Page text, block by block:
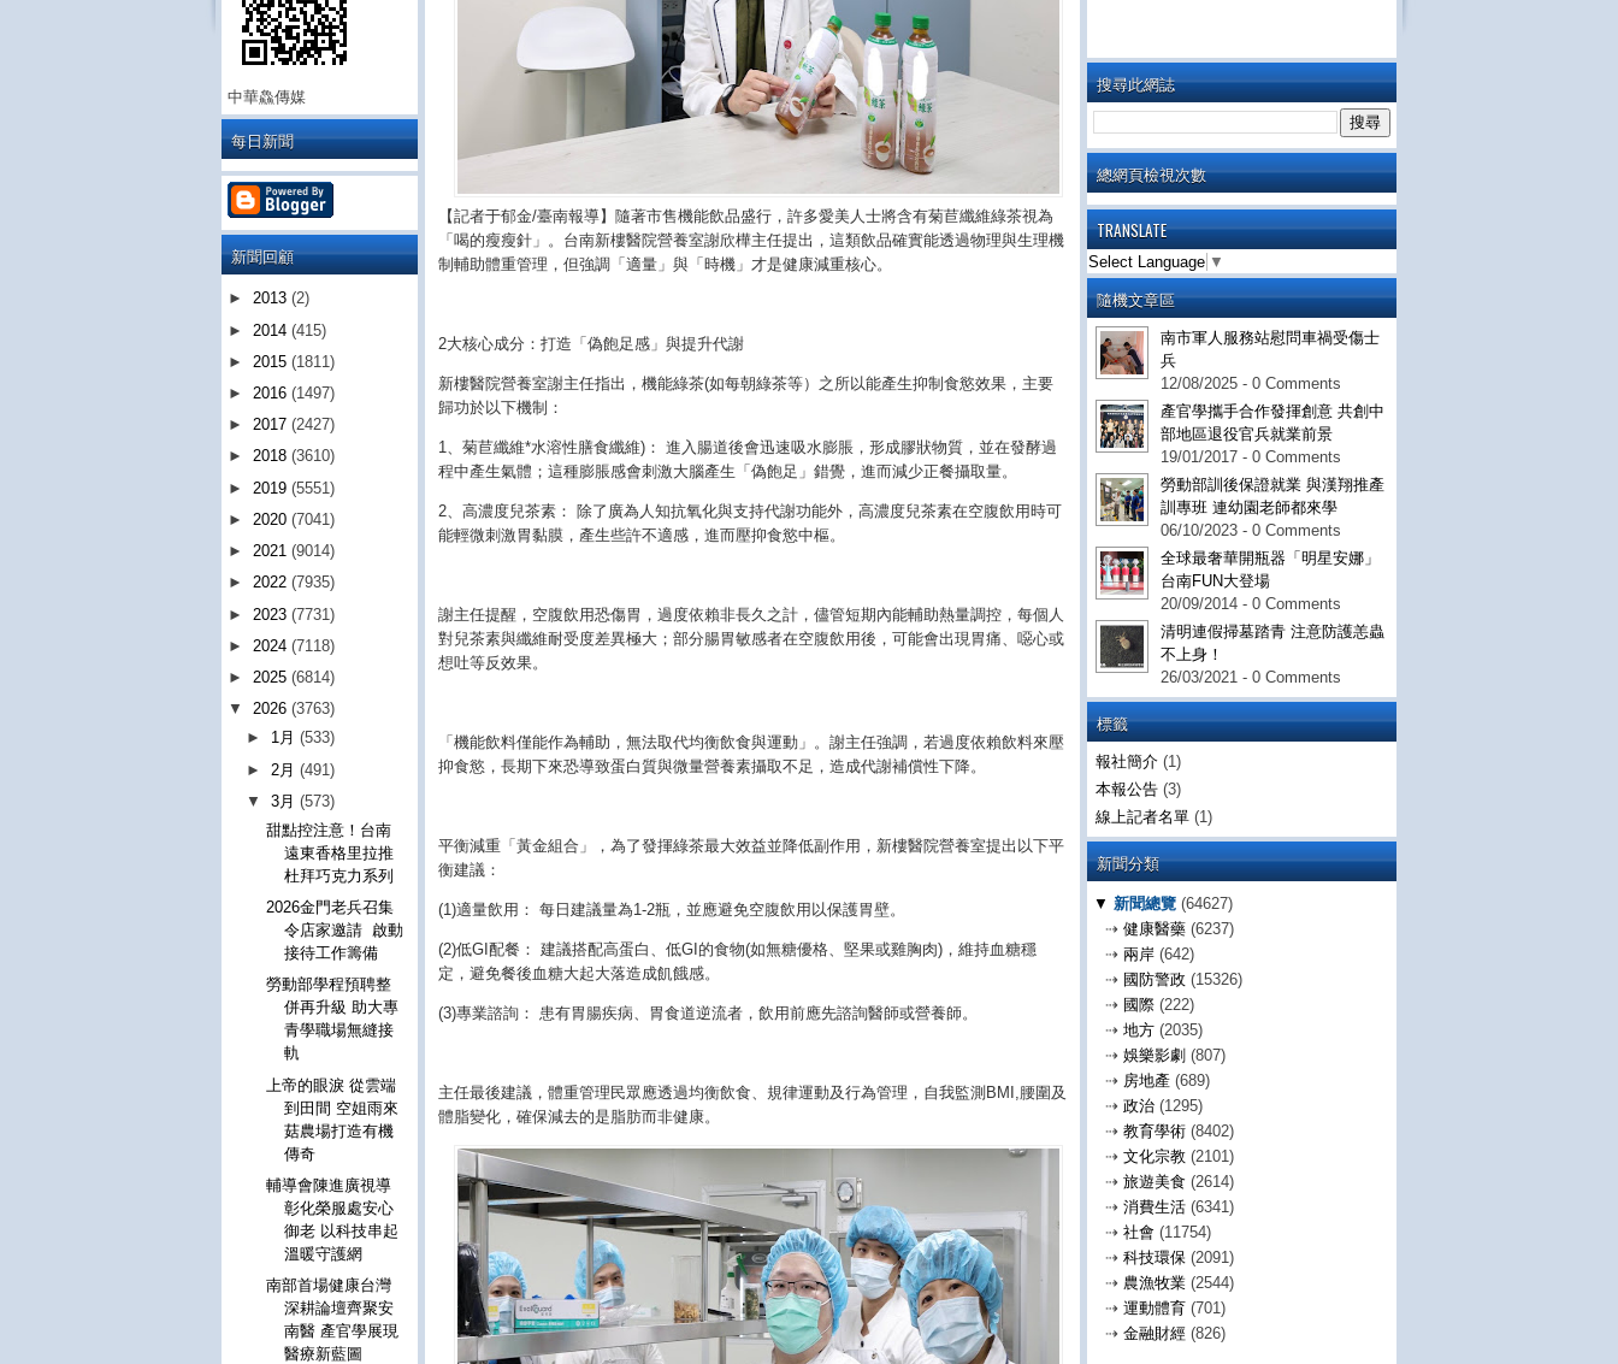
搜尋此網誌
總網頁檢視次數
TRANSLATE
Select Language ▼
隨機文章區
南市軍人服務站慰問車禍受傷士
兵
12/08/2025 - 0 Comments
產官學攜手合作發揮創意 共創中
部地區退役官兵就業前景
19/01/2017 - 0 Comments
勞動部訓後保證就業 與漢翔推產
訓專班 連幼園老師都來學
06/10/2023 - 0 Comments
全球最奢華開瓶器「明星安娜」
台南FUN大登場
20/09/2014 - 0 Comments
清明連假掃墓踏青 注意防護恙蟲
不上身！
26/03/2021 - 0 Comments
標籤
報社簡介 (1)
本報公告 (3)
線上記者名單 (1)
新聞分類
▼ 新聞總覽 (64627)
⇢ 健康醫藥 (6237)
⇢ 兩岸 (642)
⇢ 國防警政 (15326)
⇢ 國際 (222)
⇢ 地方 (2035)
⇢ 娛樂影劇 (807)
⇢ 房地產 (689)
⇢ 政治 (1295)
⇢ 教育學術 (8402)
⇢ 文化宗教 (2101)
⇢ 旅遊美食 (2614)
⇢ 消費生活 (6341)
⇢ 社會 (11754)
⇢ 科技環保 (2091)
⇢ 農漁牧業 (2544)
⇢ 運動體育 (701)
⇢ 金融財經 (826)
【記者于郁金/臺南報導】隨著市售機能飲品盛行，許多愛美人士將含有菊苣纖維綠茶視為
「喝的瘦瘦針」。台南新樓醫院營養室謝欣樺主任提出，這類飲品確實能透過物理與生理機
制輔助體重管理，但強調「適量」與「時機」才是健康減重核心。
2大核心成分：打造「偽飽足感」與提升代謝
新樓醫院營養室謝主任指出，機能綠茶(如每朝綠茶等）之所以能產生抑制食慾效果，主要
歸功於以下機制：
1、菊苣纖維*水溶性膳食纖維)： 進入腸道後會迅速吸水膨脹，形成膠狀物質，並在發酵過
程中產生氣體；這種膨脹感會刺激大腦產生「偽飽足」錯覺，進而減少正餐攝取量。
2、高濃度兒茶素： 除了廣為人知抗氧化與支持代謝功能外，高濃度兒茶素在空腹飲用時可
能輕微刺激胃黏膜，產生些許不適感，進而壓抑食慾中樞。
謝主任提醒，空腹飲用恐傷胃，過度依賴非長久之計，儘管短期內能輔助熱量調控，每個人
對兒茶素與纖維耐受度差異極大；部分腸胃敏感者在空腹飲用後，可能會出現胃痛、噁心或
想吐等反效果。
「機能飲料僅能作為輔助，無法取代均衡飲食與運動」。謝主任強調，若過度依賴飲料來壓
抑食慾，長期下來恐導致蛋白質與微量營養素攝取不足，造成代謝補償性下降。
平衡減重「黃金組合」，為了發揮綠茶最大效益並降低副作用，新樓醫院營養室提出以下平
衡建議：
(1)適量飲用： 每日建議量為1-2瓶，並應避免空腹飲用以保護胃壁。
(2)低GI配餐： 建議搭配高蛋白、低GI的食物(如無糖優格、堅果或雞胸肉)，維持血糖穩
定，避免餐後血糖大起大落造成飢餓感。
(3)專業諮詢： 患有胃腸疾病、胃食道逆流者，飲用前應先諮詢醫師或營養師。
主任最後建議，體重管理民眾應透過均衡飲食、規律運動及行為管理，自我監測BMI,腰圍及
體脂變化，確保減去的是脂肪而非健康。
中華鱻傳媒
每日新聞
新聞回顧
► 2013 (2)
► 2014 (415)
► 2015 (1811)
► 2016 (1497)
► 2017 (2427)
► 2018 (3610)
► 2019 (5551)
► 2020 (7041)
► 2021 (9014)
► 2022 (7935)
► 2023 (7731)
► 2024 (7118)
► 2025 (6814)
▼ 2026 (3763)
► 1月(533)
► 2月(491)
▼3月(573)
甜點控注意！台南
遠東香格里拉推
杜拜巧克力系列
2026金門老兵召集
令店家邀請 啟動
接待工作籌備
勞動部學程預聘整
併再升級 助大專
青學職場無縫接
軌
上帝的眼淚 從雲端
到田間 空姐雨來
菇農場打造有機
傳奇
輔導會陳進廣視導
彰化榮服處安心
御老 以科技串起
溫暖守護網
南部首場健康台灣
深耕論壇齊聚安
南醫 產官學展現
醫療新藍圖